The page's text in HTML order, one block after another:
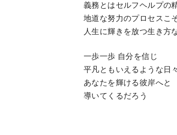
義務とはセルフヘルプの
地道な努力のプロセスこ
人生に輝きを放つ生き方
一歩一歩 自分を信じ
平凡ともいえるような日
あなたを輝ける彼岸へと
導いてくるだろう